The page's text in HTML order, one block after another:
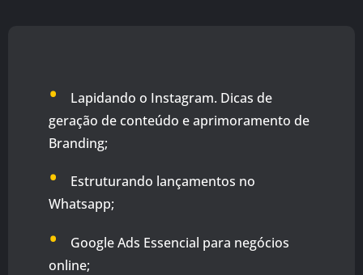
•
Lapidando o Instagram. Dicas de
geração de conteúdo e aprimoramento de
Branding;
•
Estruturando lançamentos no
Whatsapp;
•
Google Ads Essencial para negócios
online;